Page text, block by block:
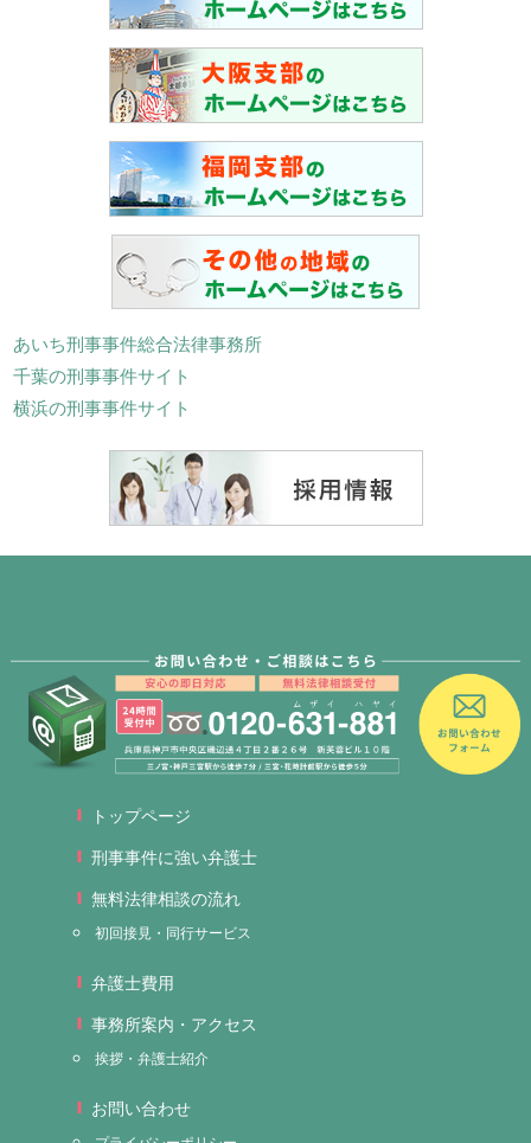
あいち刑事事件総合法律事務所
千葉の刑事事件サイト
横浜の刑事事件サイト
トップページ
刑事事件に強い弁護士
無料法律相談の流れ
初回接見・同行サービス
弁護士費用
事務所案内・アクセス
挨拶・弁護士紹介
お問い合わせ